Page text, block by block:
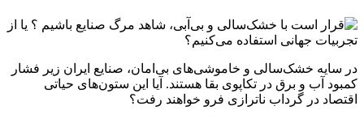
در سایه خشک‌سالی و خاموشی‌های بی‌امان، صنایع ایران زیر فشار
کمبود آب و برق در تکاپوی بقا هستند. آیا این ستون‌های حیاتی
اقتصاد در گرداب ناترازی فرو خواهند رفت؟